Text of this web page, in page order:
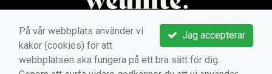
Jag accepterar
På vår webbplats använder vi
kakor (cookies) för att
webbplatsen ska fungera på ett bra sätt för dig.